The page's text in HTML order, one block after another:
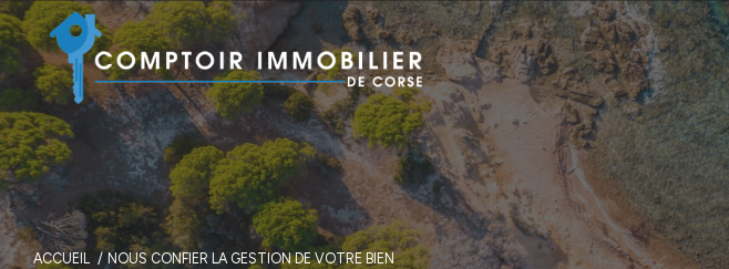
ACCUEIL NOUS CONFIER LA GESTION DE VOTRE BIEN